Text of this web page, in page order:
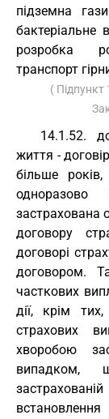
підземна
бактеріальне
розробка
транспорт
( Підпункт
14.1.52.
життя -
більше
застрахована
договору
договорі
договором.
часткових
дії, крім
страхових
хворобою
випадком,